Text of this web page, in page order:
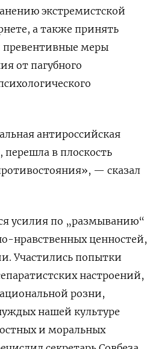
экстремистской
а также принять
превентивные меры
от пагубного
антироссийская
в плоскость
— сказал
усилия по „размыванию“
нравственных ценностей,
Участились попытки
настроений,
розни,
нашей культуре
и моральных